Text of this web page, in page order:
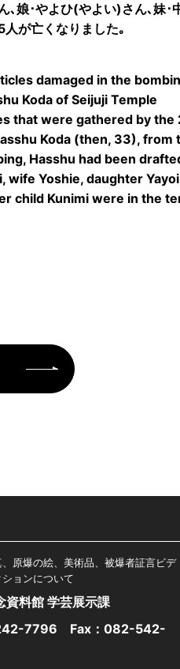
､娘･やよひ(やよい)さん､妹･
が亡くなりました｡
damaged in the
Koda of Seijuji Temple
that were gathered by
Koda (then, 33),
Hasshu had been
wife Yoshie, daughter
child Kunimi were in the
原爆の絵、美術品、被爆者証言ビデ
ョンについて
資料館 学芸展示課
7796 Fax：082-542-